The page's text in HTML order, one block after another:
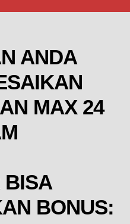
ANDA
MAX 24
BISA
BONUS: